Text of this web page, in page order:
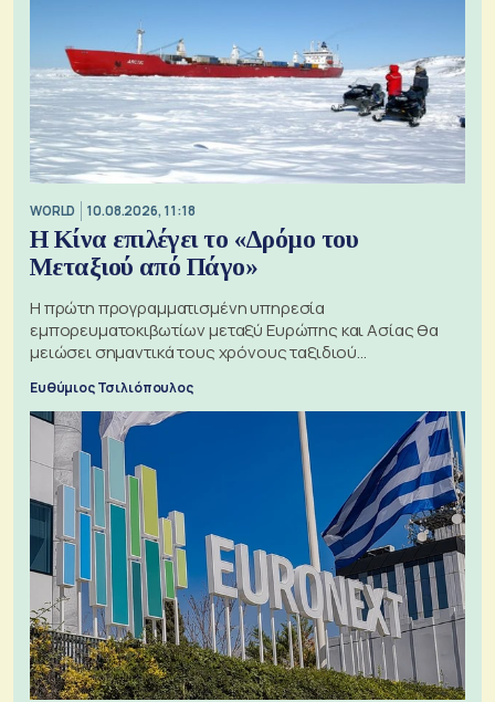
WORLD 10.08.2026, 11:18
Η Κίνα επιλέγει το «Δρόμο του
Μεταξιού από Πάγο»
Η πρώτη προγραμματισμένη υπηρεσία
εμπορευματοκιβωτίων μεταξύ Ευρώπης και Ασίας θα
μειώσει σημαντικά τους χρόνους ταξιδιού
χρησιμοποιώντας την Αρκτική ως πλωτή οδό
Ευθύμιος Τσιλιόπουλος